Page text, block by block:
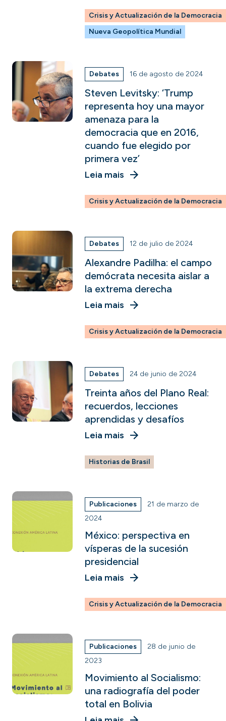
Crisis y Actualización de la Democracia
Nueva Geopolítica Mundial
Debates 16 de agosto de 2024
Steven Levitsky: ‘Trump
representa hoy una mayor
amenaza para la
democracia que en 2016,
cuando fue elegido por
primera vez’
Leia mais
Crisis y Actualización de la Democracia
Debates 12 de julio de 2024
Alexandre Padilha: el campo
demócrata necesita aislar a
la extrema derecha
Leia mais
Crisis y Actualización de la Democracia
Debates 24 de junio de 2024
Treinta años del Plano Real:
recuerdos, lecciones
aprendidas y desafíos
Leia mais
Historias de Brasil
Publicaciones
21 de marzo de
2024
México: perspectiva en
vísperas de la sucesión
presidencial
Leia mais
Crisis y Actualización de la Democracia
Publicaciones
28 de junio de
2023
Movimiento al Socialismo:
una radiografía del poder
total en Bolivia